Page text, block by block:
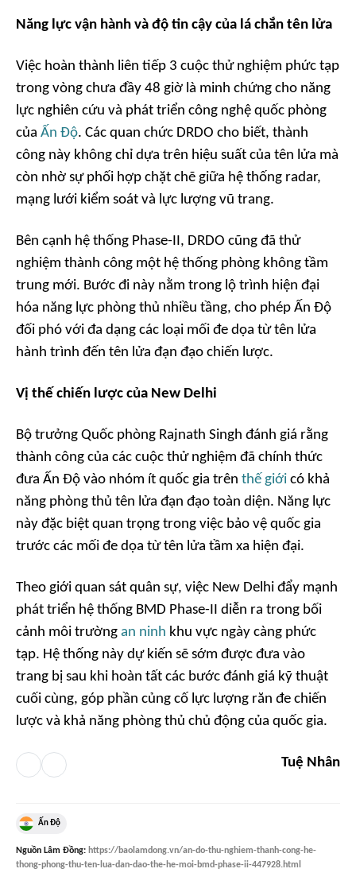
Năng lực vận hành và độ tin cậy của lá chắn tên lửa
Việc hoàn thành liên tiếp 3 cuộc thử nghiệm phức tạp
trong vòng chưa đầy 48 giờ là minh chứng cho năng
lực nghiên cứu và phát triển công nghệ quốc phòng
của Ấn Độ. Các quan chức DRDO cho biết, thành
công này không chỉ dựa trên hiệu suất của tên lửa mà
còn nhờ sự phối hợp chặt chẽ giữa hệ thống radar,
mạng lưới kiểm soát và lực lượng vũ trang.
Bên cạnh hệ thống Phase-II, DRDO cũng đã thử
nghiệm thành công một hệ thống phòng không tầm
trung mới. Bước đi này nằm trong lộ trình hiện đại
hóa năng lực phòng thủ nhiều tầng, cho phép Ấn Độ
đối phó với đa dạng các loại mối đe dọa từ tên lửa
hành trình đến tên lửa đạn đạo chiến lược.
Vị thế chiến lược của New Delhi
Bộ trưởng Quốc phòng Rajnath Singh đánh giá rằng
thành công của các cuộc thử nghiệm đã chính thức
đưa Ấn Độ vào nhóm ít quốc gia trên thế giới có khả
năng phòng thủ tên lửa đạn đạo toàn diện. Năng lực
này đặc biệt quan trọng trong việc bảo vệ quốc gia
trước các mối đe dọa từ tên lửa tầm xa hiện đại.
Theo giới quan sát quân sự, việc New Delhi đẩy mạnh
phát triển hệ thống BMD Phase-II diễn ra trong bối
cảnh môi trường an ninh khu vực ngày càng phức
tạp. Hệ thống này dự kiến sẽ sớm được đưa vào
trang bị sau khi hoàn tất các bước đánh giá kỹ thuật
cuối cùng, góp phần củng cố lực lượng răn đe chiến
lược và khả năng phòng thủ chủ động của quốc gia.
Tuệ Nhân
Ấn Độ
Nguồn Lâm Đồng: https://baolamdong.vn/an-do-thu-nghiem-thanh-cong-he-
thong-phong-thu-ten-lua-dan-dao-the-he-moi-bmd-phase-ii-447928.html